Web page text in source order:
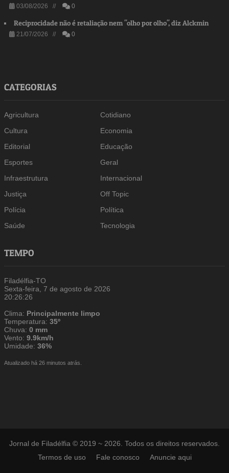
03/08/2026 // 0
Reciprocidade não é retaliação nem "olho por olho", diz Alckmin
21/07/2026 // 0
CATEGORIAS
Agricultura
Cotidiano
Cultura
Economia
Editorial
Educação
Esportes
Geral
Infraestrutura
Internacional
Justiça
Off Topic
Polícia
Política
Saúde
Tecnologia
TEMPO
Filadélfia-TO
Sexta-feira, 7 de agosto de 2026
20:26:27
Clima: Principalmente limpo
Temperatura:35º
Chuva:0 mm
Vento:9.9km/h
Umidade:36%
Atualizado há 26 minutos atrás.
Jornal de Filadélfia © 2019 ~ 2026. Todos os direitos reservados.
Termos de uso
Fale conosco Anuncie aqui